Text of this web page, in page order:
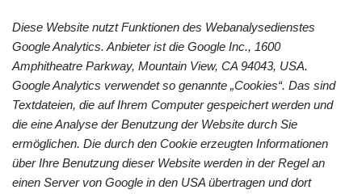
Diese Website nutzt Funktionen des Webanalysedienstes
Google Analytics. Anbieter ist die Google Inc., 1600
Amphitheatre Parkway, Mountain View, CA 94043, USA.
Google Analytics verwendet so genannte „Cookies“. Das sind
Textdateien, die auf Ihrem Computer gespeichert werden und
die eine Analyse der Benutzung der Website durch Sie
ermöglichen. Die durch den Cookie erzeugten Informationen
über Ihre Benutzung dieser Website werden in der Regel an
einen Server von Google in den USA übertragen und dort